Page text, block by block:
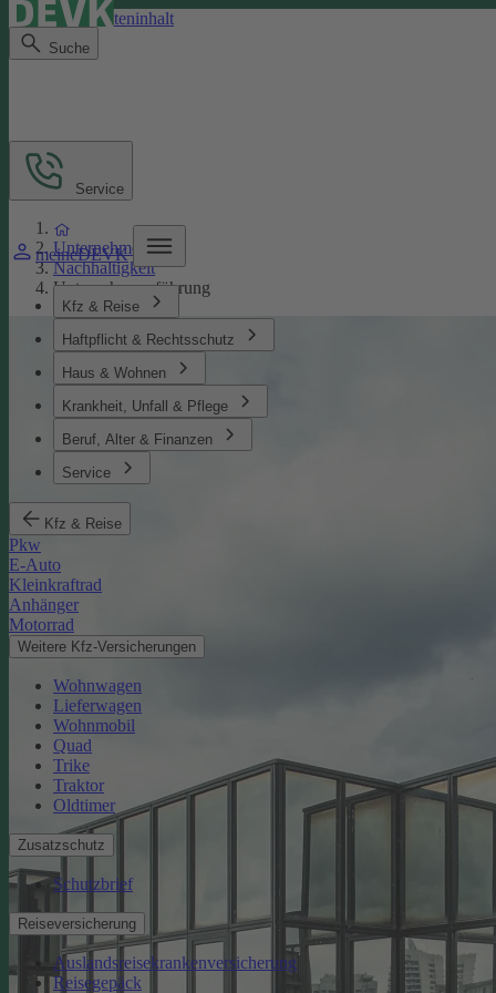
Direkt zum Seiteninhalt
Suche
meineDEVK
Kfz & Reise
Haftpflicht & Rechtsschutz
Haus & Wohnen
Krankheit, Unfall & Pflege
Beruf, Alter & Finanzen
Service
Kfz & Reise
Pkw
E-Auto
Kleinkraftrad
Anhänger
Motorrad
Weitere Kfz-Versicherungen
Wohnwagen
Lieferwagen
Wohnmobil
Quad
Trike
Traktor
Oldtimer
Zusatzschutz
Schutzbrief
Reiseversicherung
Auslandsreisekrankenversicherung
Reisegepäck
Service
Unternehmen
Nachhaltigkeit
Unternehmensführung